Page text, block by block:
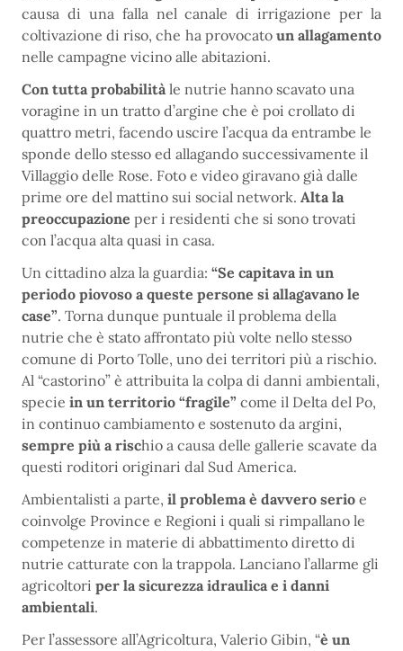
causa di una falla nel canale di irrigazione per la
coltivazione di riso, che ha provocato un allagamento
nelle campagne vicino alle abitazioni.
Con tutta probabilità le nutrie hanno scavato una
voragine in un tratto d’argine che è poi crollato di
quattro metri, facendo uscire l’acqua da entrambe le
sponde dello stesso ed allagando successivamente il
Villaggio delle Rose. Foto e video giravano già dalle
prime ore del mattino sui social network. Alta la
preoccupazione per i residenti che si sono trovati
con l’acqua alta quasi in casa.
Un cittadino alza la guardia: “Se capitava in un
periodo piovoso a queste persone si allagavano le
case”. Torna dunque puntuale il problema della
nutrie che è stato affrontato più volte nello stesso
comune di Porto Tolle, uno dei territori più a rischio.
Al “castorino” è attribuita la colpa di danni ambientali,
specie in un territorio “fragile” come il Delta del Po,
in continuo cambiamento e sostenuto da argini,
sempre più a rischio a causa delle gallerie scavate da
questi roditori originari dal Sud America.
Ambientalisti a parte, il problema è davvero serio e
coinvolge Province e Regioni i quali si rimpallano le
competenze in materie di abbattimento diretto di
nutrie catturate con la trappola. Lanciano l’allarme gli
agricoltori per la sicurezza idraulica e i danni
ambientali.
Per l’assessore all’Agricoltura, Valerio Gibin, “è un